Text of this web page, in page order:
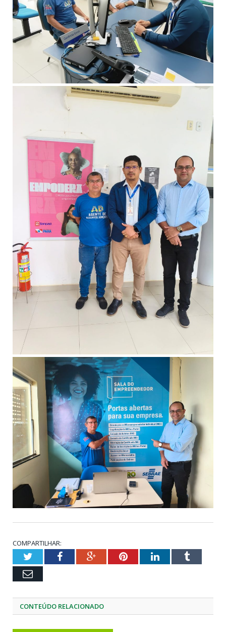
COMPARTILHAR:
TwitterFacebookGoogle+PinterestLinkedInTumblr
Email
CONTEÚDO RELACIONADO